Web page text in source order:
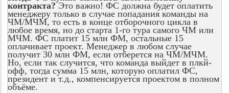
контракта?Это важно! ФС должна будет оплатить
менеджеру только в случае попадания команды на
ЧМ/МЧМ, то есть в конце отборочного цикла в
любое время, но до старта 1-го тура самого ЧМ или
МЧМ. ФС платит 15 млн ФМ, остальные 15
оплачивает проект. Менеджер в любом случае
получит 30 млн ФМ, если отберется на ЧМ/МЧМ.
Но, если так случится, что команда выйдет в плкй-
офф, тогда сумма 15 млн, которую оплатил ФС,
президент и т.д., компенсируется проектом в полном
объёме.